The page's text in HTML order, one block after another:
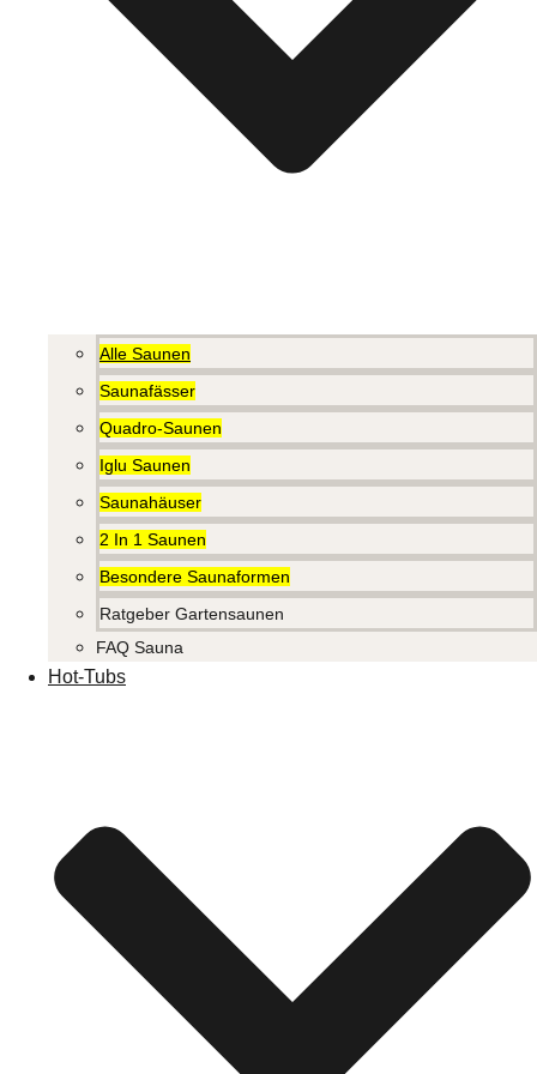
Alle Saunen
Saunafässer
Quadro-Saunen
Iglu Saunen
Saunahäuser
2 In 1 Saunen
Besondere Saunaformen
Ratgeber Gartensaunen
FAQ Sauna
Hot-Tubs